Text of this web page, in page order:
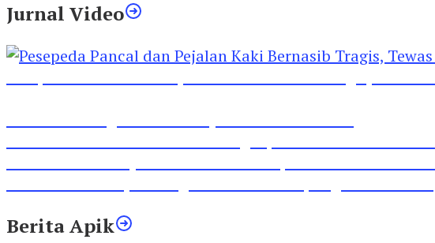
Jurnal Video
Berita Apik